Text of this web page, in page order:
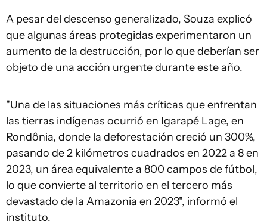
A pesar del descenso generalizado, Souza explicó
que algunas áreas protegidas experimentaron un
aumento de la destrucción, por lo que deberían ser
objeto de una acción urgente durante este año.
"Una de las situaciones más críticas que enfrentan
las tierras indígenas ocurrió en Igarapé Lage, en
Rondônia, donde la deforestación creció un 300%,
pasando de 2 kilómetros cuadrados en 2022 a 8 en
2023, un área equivalente a 800 campos de fútbol,
lo que convierte al territorio en el tercero más
devastado de la Amazonia en 2023", informó el
instituto.